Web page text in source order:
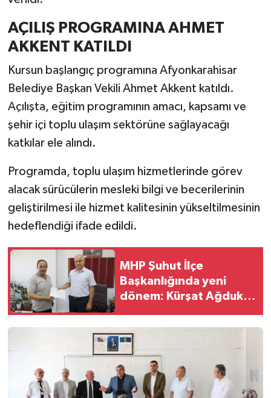
AÇILIŞ PROGRAMINA AHMET
AKKENT KATILDI
Kursun başlangıç programına Afyonkarahisar
Belediye Başkan Vekili Ahmet Akkent katıldı.
Açılışta, eğitim programının amacı, kapsamı ve
şehir içi toplu ulaşım sektörüne sağlayacağı
katkılar ele alındı.
Programda, toplu ulaşım hizmetlerinde görev
alacak sürücülerin mesleki bilgi ve becerilerinin
geliştirilmesi ile hizmet kalitesinin yükseltilmesinin
hedeflendiği ifade edildi.
MHP Şuhut İlçe
Başkanlığında yeni
dönem: Kürşat Ağduk